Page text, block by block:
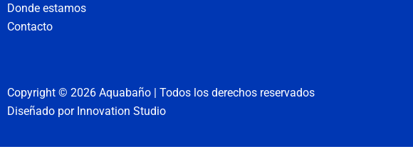
Donde estamos
Contacto
Copyright © 2026 Aquabaño | Todos los derechos reservados
Diseñado por Innovation Studio